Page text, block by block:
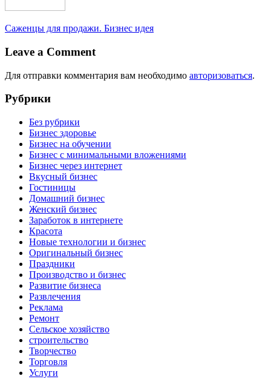
Саженцы для продажи. Бизнес идея
Leave a Comment
Для отправки комментария вам необходимо авторизоваться.
Рубрики
Без рубрики
Бизнес здоровье
Бизнес на обучении
Бизнес с минимальными вложениями
Бизнес через интернет
Вкусный бизнес
Гостиницы
Домашний бизнес
Женский бизнес
Заработок в интернете
Красота
Новые технологии и бизнес
Оригинальный бизнес
Праздники
Производство и бизнес
Развитие бизнеса
Развлечения
Реклама
Ремонт
Сельское хозяйство
строительство
Творчество
Торговля
Услуги